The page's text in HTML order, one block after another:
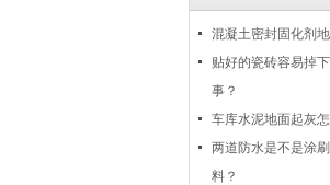
混凝土密封固化剂
贴好的瓷砖容易掉
事？
车库水泥地面起灰
两道防水是不是涂
料？